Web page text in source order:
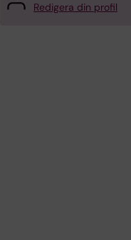
Redigera din profil